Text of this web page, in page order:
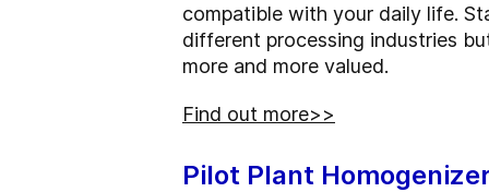
compatible with your daily life.
different processing industries
more and more valued.
Find out more>>
Pilot Plant